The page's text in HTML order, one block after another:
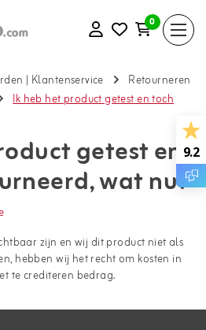
0
| Klantenservice
Retourneren
Ik heb het product getest en toch
getest en
wat nu?
zijn en wij dit product niet als
hebben wij het recht om kosten in
te crediteren bedrag.
9.2